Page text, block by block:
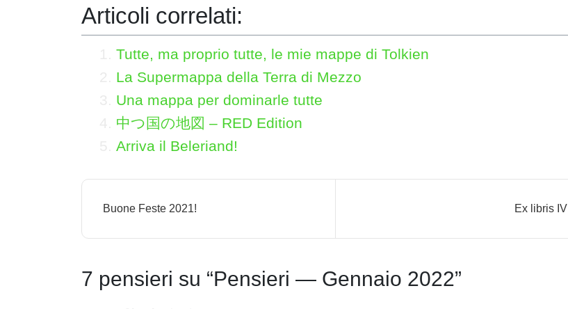
Articoli correlati:
Tutte, ma proprio tutte, le mie mappe di Tolkien
La Supermappa della Terra di Mezzo
Una mappa per dominarle tutte
中つ国の地図 – RED Edition
Arriva il Beleriand!
v
i
Buone Feste 2021! Ex libris IV
7 pensieri su “Pensieri — Gennaio 2022”